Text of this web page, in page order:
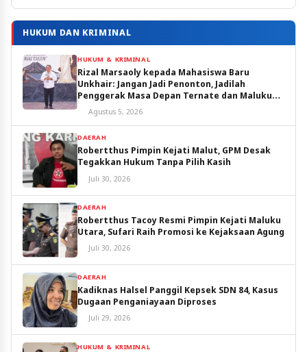
HUKUM DAN KRIMINAL
HUKUM & KRIMINAL
Rizal Marsaoly kepada Mahasiswa Baru
Unkhair: Jangan Jadi Penonton, Jadilah
Penggerak Masa Depan Ternate dan Maluku
Utara
Agustus 5, 2026
DAERAH
Robertthus Pimpin Kejati Malut, GPM Desak
Tegakkan Hukum Tanpa Pilih Kasih
Juli 30, 2026
DAERAH
Robertthus Tacoy Resmi Pimpin Kejati Maluku
Utara, Sufari Raih Promosi ke Kejaksaan Agung
Juli 30, 2026
DAERAH
Kadiknas Halsel Panggil Kepsek SDN 84, Kasus
Dugaan Penganiayaan Diproses
Juli 29, 2026
HUKUM & KRIMINAL